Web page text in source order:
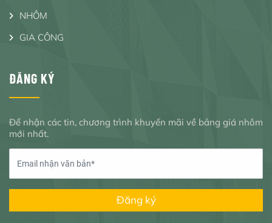
NHÔM
GIA CÔNG
ĐĂNG KÝ
Để nhận các tin, chương trình khuyến mãi về bảng giá nhôm
mới nhất.
Đăng ký